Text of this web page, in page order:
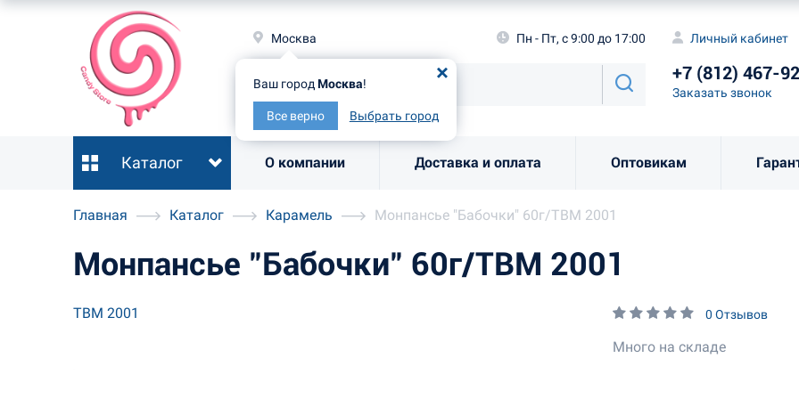
Москва
Ваш город Москва!
Все верно Выбрать город
Пн - Пт, с 9:00 до 17:00 Личный кабинет
+7 (812) 467-
Заказать звонок
Каталог О компании Доставка и оплата Оптовикам
Ваш городМосква
Все верно
Заказать
Главная Каталог Карамель Монпансье "Бабочки" 60г/ТВМ 2001
Монпансье "Бабочки" 60г/ТВМ 2001
ТВМ 2001 0 Отзывов
Много на складе